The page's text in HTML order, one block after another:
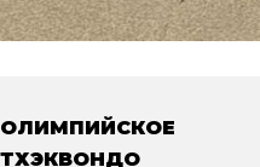
ОЛИМПИЙСКОЕ
ТХЭКВОНДО